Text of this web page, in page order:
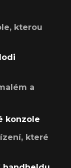
kterou
a
konzole
které